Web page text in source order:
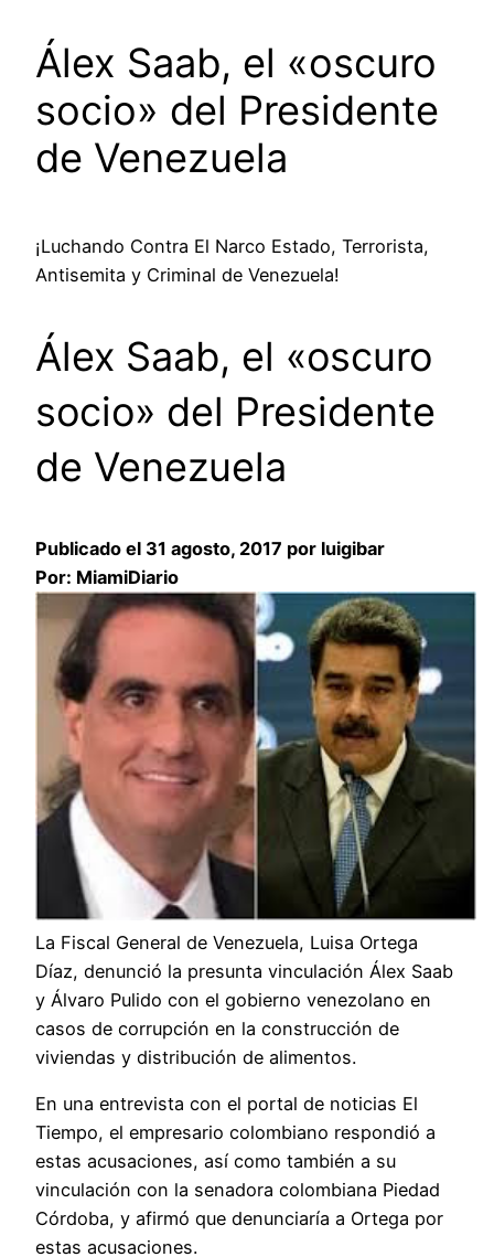
Álex Saab, el «oscuro
socio» del Presidente
de Venezuela
¡Luchando Contra El Narco Estado, Terrorista,
Antisemita y Criminal de Venezuela!
Álex Saab, el «oscuro
socio» del Presidente
de Venezuela
Publicado el 31 agosto, 2017 por luigibar
Por: MiamiDiario
La Fiscal General de Venezuela, Luisa Ortega
Díaz, denunció la presunta vinculación Álex Saab
y Álvaro Pulido con el gobierno venezolano en
casos de corrupción en la construcción de
viviendas y distribución de alimentos.
En una entrevista con el portal de noticias El
Tiempo, el empresario colombiano respondió a
estas acusaciones, así como también a su
vinculación con la senadora colombiana Piedad
Córdoba, y afirmó que denunciaría a Ortega por
estas acusaciones.